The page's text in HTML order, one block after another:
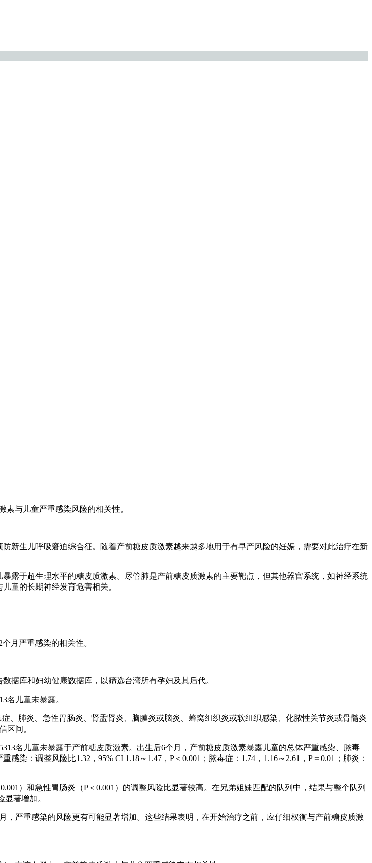
素与儿童严重感染风险的相关性。
新生儿呼吸窘迫综合征。随着产前糖皮质激素越来越多地用于有早产风险的妊娠，需要对此治疗在新
露于超生理水平的糖皮质激素。尽管肺是产前糖皮质激素的主要靶点，但其他器官系统，如神经系统
童的长期神经发育危害相关。
月严重感染的相关性。
据库和妇幼健康数据库，以筛选台湾所有孕妇及其后代。
名儿童未暴露。
、肺炎、急性胃肠炎、肾盂肾炎、脑膜炎或脑炎、蜂窝组织炎或软组织感染、化脓性关节炎或骨髓炎
区间。
名儿童未暴露于产前糖皮质激素。出生后6个月，产前糖皮质激素暴露儿童的总体严重感染、脓毒
染：调整风险比1.32，95% CI 1.18～1.47，P＜0.001；脓毒症：1.74，1.16～2.61，P＝0.01；肺炎：
）和急性胃肠炎（P＜0.001）的调整风险比显著较高。在兄弟姐妹匹配的队列中，结果与整个队列
著增加。
严重感染的风险更有可能显著增加。这些结果表明，在开始治疗之前，应仔细权衡与产前糖皮质激